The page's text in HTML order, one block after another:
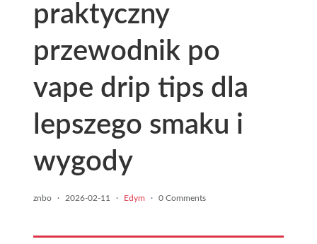
praktyczny
przewodnik po
vape drip tips dla
lepszego smaku i
wygody
znbo · 2026-02-11 · Edym · 0 Comments